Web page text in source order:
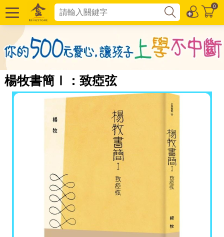
0
楊牧書簡Ⅰ：致瘂弦